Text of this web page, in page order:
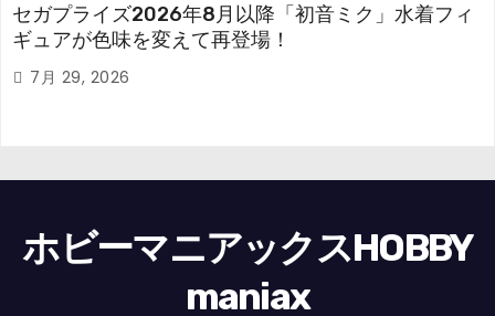
セガプライズ2026年8月以降「初音ミク」水着フィ
ギュアが色味を変えて再登場！
7月 29, 2026
ホビーマニアックスHOBBY
maniax